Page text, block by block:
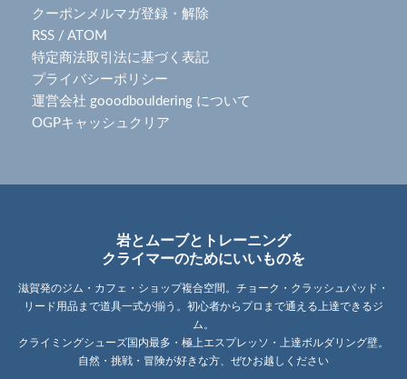
クーポンメルマガ登録・解除
RSS / ATOM
特定商法取引法に基づく表記
プライバシーポリシー
運営会社 gooodbouldering について
OGPキャッシュクリア
岩とムーブとトレーニング
クライマーのためにいいものを
滋賀発のジム・カフェ・ショップ複合空間。チョーク・クラッシュパッド・
リード用品まで道具一式が揃う。初心者からプロまで通える上達できるジ
ム。
クライミングシューズ国内最多・極上エスプレッソ・上達ボルダリング壁。
自然・挑戦・冒険が好きな方、ぜひお越しください